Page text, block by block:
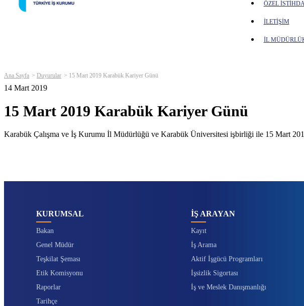
ÖZEL
İLETİŞİM
İL
Ana Sayfa Duyurular 15 Mart 2019 Karabük Kariyer Günü
14 Mart 2019
15 Mart 2019 Karabük Kariyer Günü
Karabük Çalışma ve İş Kurumu İl Müdürlüğü ve Karabük Üniversitesi işbirliği ile 15 Mart
KURUMSAL
Bakan
Genel Müdür
Teşkilat Şeması
Etik Komisyonu
Raporlar
Tarihçe
İŞ ARAYAN
Kayıt
İş Arama
Aktif İşgücü Programları
İşsizlik Sigortası
İş ve Meslek Danışmanlığı